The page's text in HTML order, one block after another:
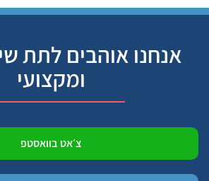
אנחנו אוהבים לתת
ומקצועי
צ׳אט בוואסטפ